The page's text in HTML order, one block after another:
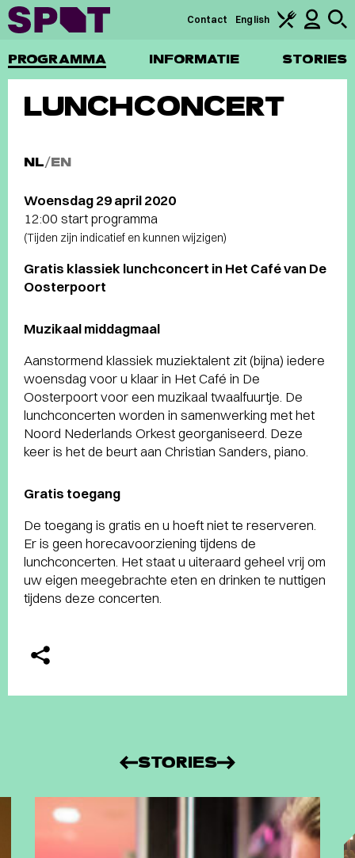
PROGRAMMA INFORMATIE STORIES
Contact English
LUNCHCONCERT
NL/EN
Woensdag 29 april 2020
12:00 start programma
(Tijden zijn indicatief en kunnen wijzigen)
Gratis klassiek lunchconcert in Het Café van De
Oosterpoort
Muzikaal middagmaal
Aanstormend klassiek muziektalent zit (bijna) iedere
woensdag voor u klaar in Het Café in De
Oosterpoort voor een muzikaal twaalfuurtje. De
lunchconcerten worden in samenwerking met het
Noord Nederlands Orkest georganiseerd. Deze
keer is het de beurt aan Christian Sanders, piano.
Gratis toegang
De toegang is gratis en u hoeft niet te reserveren.
Er is geen horecavoorziening tijdens de
lunchconcerten. Het staat u uiteraard geheel vrij om
uw eigen meegebrachte eten en drinken te nuttigen
tijdens deze concerten.
STORIES